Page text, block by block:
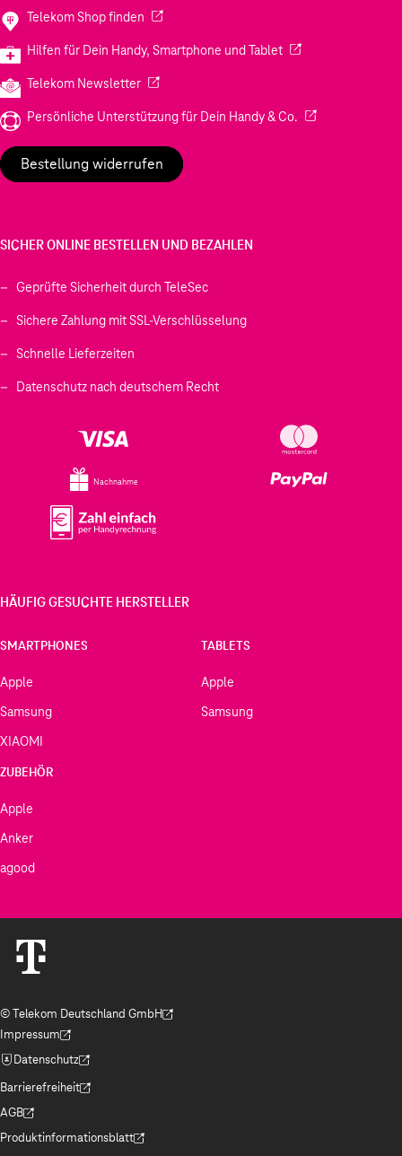
Telekom Shop finden (Wird in einem neuen Tab geöffnet)
Hilfen für Dein Handy, Smartphone und Tablet(Wird in einem
Telekom Newsletter(Wird in einem neuen Tab geöffnet)
Persönliche Unterstützung für Dein Handy & Co. (Wird in einem
Bestellung widerrufen
SICHER ONLINE BESTELLEN UND BEZAHLEN
Geprüfte Sicherheit durch TeleSec
Sichere Zahlung mit SSL-Verschlüsselung
Schnelle Lieferzeiten
Datenschutz nach deutschem Recht
Nachnahme
HÄUFIG GESUCHTE HERSTELLER
SMARTPHONES
Apple
Samsung
XIAOMI
TABLETS
Apple
Samsung
ZUBEHÖR
Apple
Anker
agood
© Telekom Deutschland GmbH
(Der Link wird in einem neuen Tab geöffnet)
Impressum
(Der Link wird in einem neuen Tab geöffnet)
Datenschutz
(Der Link wird in einem neuen Tab geöffnet)
Barrierefreiheit
(Der Link wird in einem neuen Tab geöffnet)
AGB
(Der Link wird in einem neuen Tab geöffnet)
Produktinformationsblatt
(Der Link wird in einem neuen Tab geöffnet)